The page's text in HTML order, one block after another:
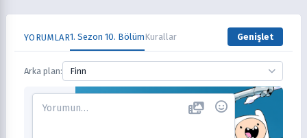
YORUMLAR1. Sezon 10. BölümKurallar Genişlet
Arka plan: Finn